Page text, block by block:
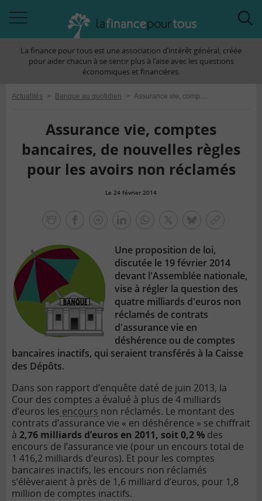
àLa finance pour tous est une association d’intérêt général, créée
pour aider chacun à se sentir plus à l’aise avec les questions
économiques et financières.
Actualités > Banque au quotidien > Assurance vie, comptes bancaires, de nouvelles règles pour les avoirs non réclamés
Assurance vie, comptes
bancaires, de nouvelles règles
pour les avoirs non réclamés
Le 24 février 2014
lien
Une proposition de loi,
discutée le 19 février 2014
devant l'Assemblée nationale,
vise à régler la question des
quatre milliards d'euros non
réclamés de contrats
d'assurance vie en
déshérence ou de comptes
bancaires inactifs, qui seraient transférés à la Caisse
des Dépôts.
Dans son rapport d’enquête daté de juin 2013, la
Cour des comptes a évalué à plus de 4 milliards
d’euros les encours non réclamés. Le montant des
contrats d’assurance vie « en déshérence » se chiffrait
à 2,76 milliards d’euros en 2011, soit 0,2 % des
encours de l’assurance vie (pour un encours total de
1 416,2 milliards d’euros). Et pour les comptes
bancaires inactifs, les encours non réclamés
s’élèveraient à près de 1,6 milliard d’euros, pour 1,8
million de comptes inactifs.